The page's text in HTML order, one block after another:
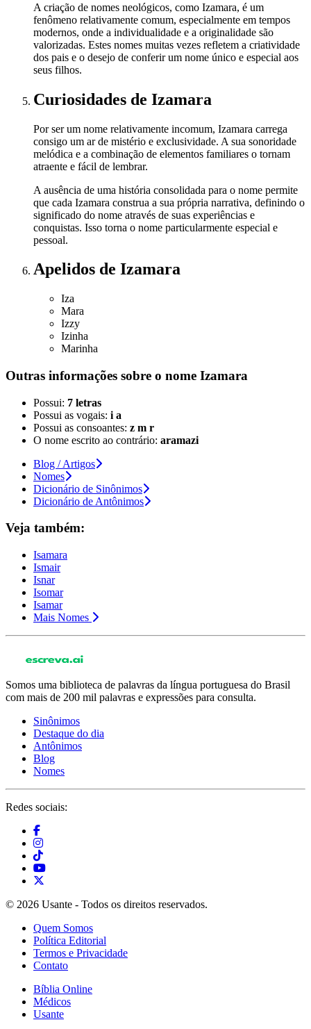
A criação de nomes neológicos, como Izamara, é um
fenômeno relativamente comum, especialmente em tempos
modernos, onde a individualidade e a originalidade são
valorizadas. Estes nomes muitas vezes refletem a criatividade
dos pais e o desejo de conferir um nome único e especial aos
seus filhos.
Curiosidades de Izamara
Por ser um nome relativamente incomum, Izamara carrega
consigo um ar de mistério e exclusividade. A sua sonoridade
melódica e a combinação de elementos familiares o tornam
atraente e fácil de lembrar.
A ausência de uma história consolidada para o nome permite
que cada Izamara construa a sua própria narrativa, definindo o
significado do nome através de suas experiências e
conquistas. Isso torna o nome particularmente especial e
pessoal.
Apelidos de Izamara
Iza
Mara
Izzy
Izinha
Marinha
Outras informações sobre o nome Izamara
Possui: 7 letras
Possui as vogais: i a
Possui as consoantes: z m r
O nome escrito ao contrário: aramazi
Blog / Artigos
Nomes
Dicionário de Sinônimos
Dicionário de Antônimos
Veja também:
Isamara
Ismair
Isnar
Isomar
Isamar
Mais Nomes
Somos uma biblioteca de palavras da língua portuguesa do Brasil
com mais de 200 mil palavras e expressões para consulta.
Sinônimos
Destaque do dia
Antônimos
Blog
Nomes
Redes sociais:
© 2026 Usante - Todos os direitos reservados.
Quem Somos
Política Editorial
Termos e Privacidade
Contato
Bíblia Online
Médicos
Usante